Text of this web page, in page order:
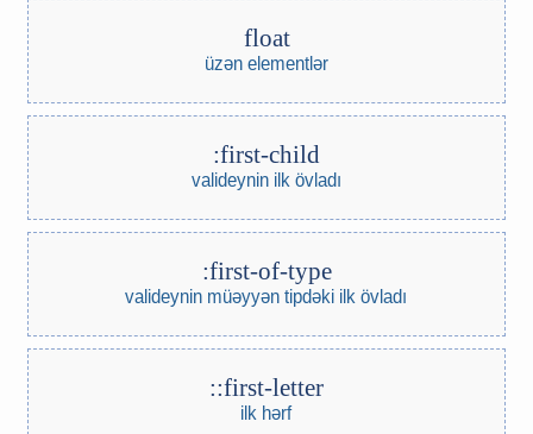
float
üzən elementlər
:first-child
valideynin ilk övladı
:first-of-type
valideynin müəyyən tipdəki ilk övladı
::first-letter
ilk hərf